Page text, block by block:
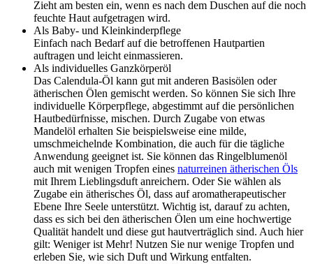
Zieht am besten ein, wenn es nach dem Duschen auf die noch
feuchte Haut aufgetragen wird.
Als Baby- und Kleinkinderpflege
Einfach nach Bedarf auf die betroffenen Hautpartien
auftragen und leicht einmassieren.
Als individuelles Ganzkörperöl
Das Calendula-Öl kann gut mit anderen Basisölen oder
ätherischen Ölen gemischt werden. So können Sie sich Ihre
individuelle Körperpflege, abgestimmt auf die persönlichen
Hautbedürfnisse, mischen. Durch Zugabe von etwas
Mandelöl erhalten Sie beispielsweise eine milde,
umschmeichelnde Kombination, die auch für die tägliche
Anwendung geeignet ist. Sie können das Ringelblumenöl
auch mit wenigen Tropfen eines naturreinen ätherischen Öls
mit Ihrem Lieblingsduft anreichern. Oder Sie wählen als
Zugabe ein ätherisches Öl, dass auf aromatherapeutischer
Ebene Ihre Seele unterstützt. Wichtig ist, darauf zu achten,
dass es sich bei den ätherischen Ölen um eine hochwertige
Qualität handelt und diese gut hautverträglich sind. Auch hier
gilt: Weniger ist Mehr! Nutzen Sie nur wenige Tropfen und
erleben Sie, wie sich Duft und Wirkung entfalten.